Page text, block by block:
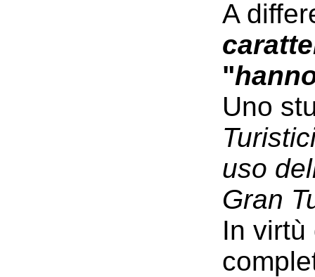
A
"
Uno
T
uso de
Gran
In virtù